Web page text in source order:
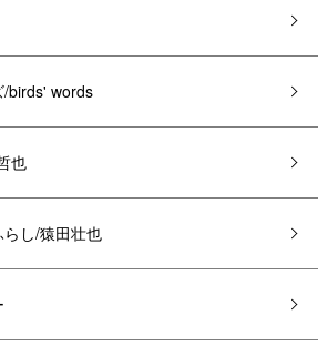
birds' words
也
し/猿田壮也